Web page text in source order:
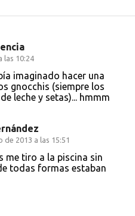
las 10:24
imaginado hacer una
gnocchis (siempre los
leche y setas)... hmmm
de 2013 a las 15:51
me tiro a la piscina sin
todas formas estaban